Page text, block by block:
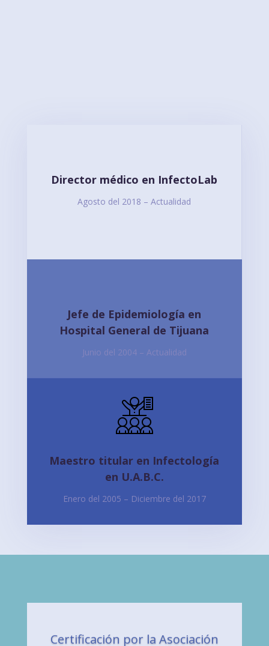
Director médico en InfectoLab
Agosto del 2018 – Actualidad
Jefe de Epidemiología en
Hospital General de Tijuana
Junio del 2004 – Actualidad
Maestro titular en Infectología
en U.A.B.C.
Enero del 2005 – Diciembre del 2017
Certificación por la Asociación